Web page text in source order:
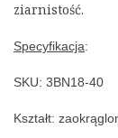
ziarnistość.
Specyfikacja:
SKU: 3BN18-40
Kształt: